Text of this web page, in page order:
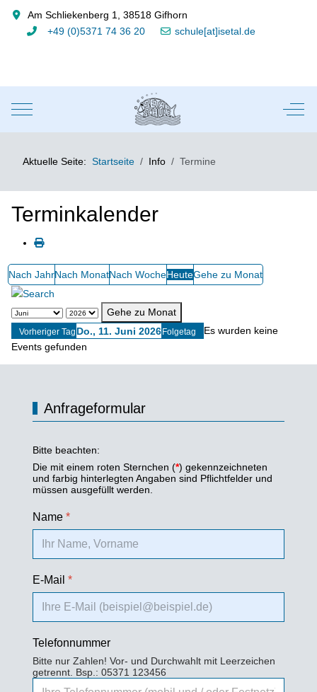
Am Schliekenberg 1, 38518 Gifhorn
+49 (0)5371 74 36 20
schule[at]isetal.de
Mobile Menu Toggle Off-
Aktuelle Seite:Startseite Info Termine
Terminkalender
Nach JahrNach MonatNach WocheHeuteGehe zu Monat
Gehe zu Monat
Vorheriger Tag Do., 11. Juni 2026 Folgetag
Es wurden keine
Events gefunden
Anfrageformular
Bitte beachten:
Die mit einem roten Sternchen (*) gekennzeichneten
und farbig hinterlegten Angaben sind Pflichtfelder und
müssen ausgefüllt werden.
Name*
E-Mail*
Telefonnummer
Bitte nur Zahlen! Vor- und Durchwahlt mit Leerzeichen
getrennt. Bsp.: 05371 123456